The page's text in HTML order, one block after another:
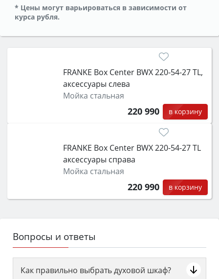
* Цены могут варьироваться в зависимости от
курса рубля.
FRANKE Box Center BWX 220-54-27 TL,
аксессуары слева
Мойка стальная
220 990 в корзину
FRANKE Box Center BWX 220-54-27 TL
аксессуары справа
Мойка стальная
220 990 в корзину
Вопросы и ответы
Как правильно выбрать духовой шкаф?